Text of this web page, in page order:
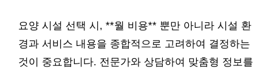
요양 시설 선택 시, **월 비용** 뿐만 아니라 시설 환
경과 서비스 내용을 종합적으로 고려하여 결정하는
것이 중요합니다. 전문가와 상담하여 맞춤형 정보를